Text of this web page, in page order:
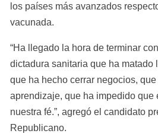
los países más avanzados
vacunada.
“Ha llegado la hora de terminar
dictadura sanitaria que ha matado
que ha hecho cerrar negocios,
aprendizaje, que ha impedido que
nuestra fé.”, agregó el candidato
Republicano.